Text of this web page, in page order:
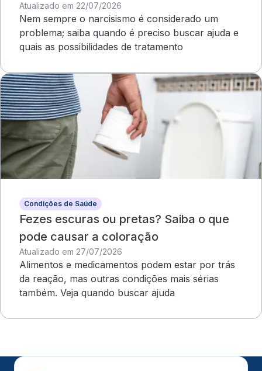
Atualizado em 22/07/2026
Nem sempre o narcisismo é considerado um
problema; saiba quando é preciso buscar ajuda e
quais as possibilidades de tratamento
Condições de Saúde
Fezes escuras ou pretas? Saiba o que
pode causar a coloração
Atualizado em 27/07/2026
Alimentos e medicamentos podem estar por trás
da reação, mas outras condições mais sérias
também. Veja quando buscar ajuda